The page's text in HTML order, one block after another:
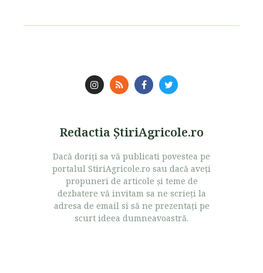
Redactia ŞtiriAgricole.ro
Dacă doriţi sa vă publicati povestea pe
portalul StiriAgricole.ro sau dacă aveţi
propuneri de articole şi teme de
dezbatere vă invitam sa ne scrieţi la
adresa de email si să ne prezentaţi pe
scurt ideea dumneavoastră.